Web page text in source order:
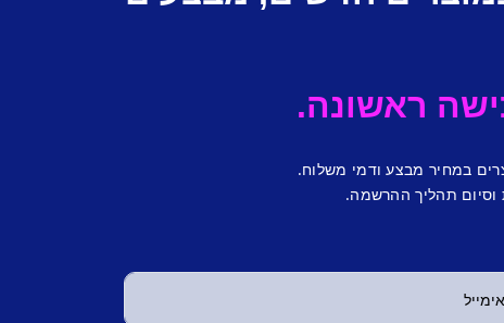
במחיר מבצע ודמי משלוח.
תהליך ההרשמה.